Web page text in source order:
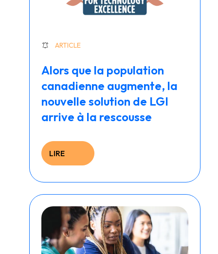
ARTICLE
Alors que la population
canadienne augmente, la
nouvelle solution de LGI
arrive à la rescousse
LIRE